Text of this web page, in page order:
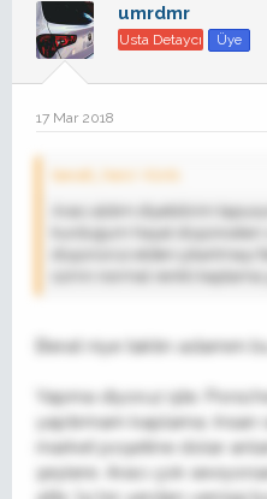
umrdmr
Usta Detaycı Üye
17 Mar 2018
beratt_hero' Alıntı:
Aracı aldım diyebilirim
kurduğum hayal düşünceleri
düşünürüz elden çıkartmayı
ozmn normal renkli kaplama
Berat niye taktın adamım
Yapma diyoruz işte.
yaptırmam kaplama.
market poşetine dolar
şeylere. Aracı çok